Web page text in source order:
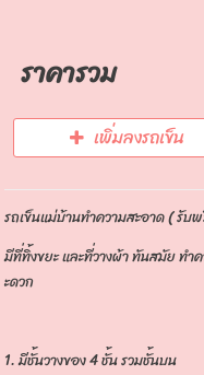
ราคารวม
เพิ่มลงรถเข็น
รถเข็นแม่บ้านทำความสะอาด ( รั
มีที่ทิ้งขยะ และที่วางผ้า ทันสมัย ทำ
ะดวก
1. มีชั้นวางของ 4 ชั้น รวมชั้นบน